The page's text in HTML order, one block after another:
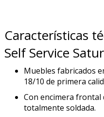
Características
Self Service
Muebles fabricados
18/10 de primera
Con encimera frontal
totalmente soldada.